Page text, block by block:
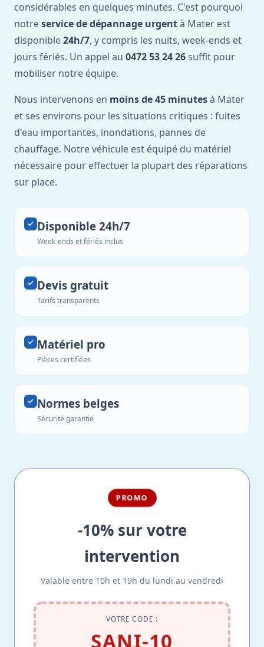
considérables en quelques minutes. C'est pourquoi
notreservice de dépannage urgentà Mater est
disponible24h/7, y compris les nuits, week-ends et
jours fériés. Un appel au 0472 53 24 26 suffit pour
mobiliser notre équipe.
Nous intervenons en moins de 45 minutesà Mater
et ses environs pour les situations critiques : fuites
d'eau importantes, inondations, pannes de
chauffage. Notre véhicule est équipé du matériel
nécessaire pour effectuer la plupart des réparations
sur place.
Disponible 24h/7
Week-ends et fériés inclus
Devis gratuit
Tarifs transparents
Matériel pro
Pièces certifiées
Normes belges
Sécurité garantie
PROMO
-10% sur votre
intervention
Valable entre 10h et 19h du lundi au vendredi
VOTRE CODE :
SANI-10